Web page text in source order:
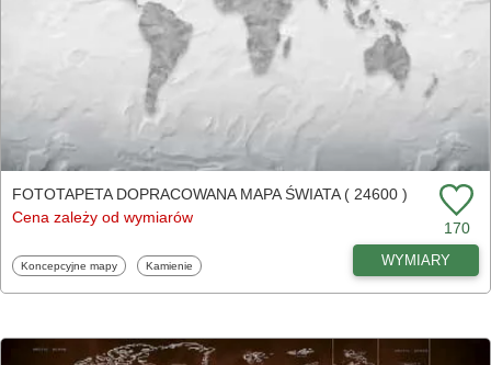
FOTOTAPETA DOPRACOWANA MAPA ŚWIATA ( 24600 )
Cena zależy od wymiarów
170
Fototapety
Koncepcyjne mapy Fototapety
Kamienie WYMIARY